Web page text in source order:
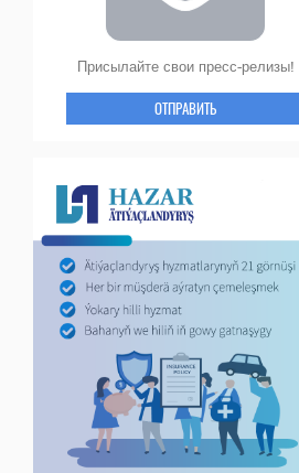
Присылайте свои пресс-релизы!
ОТПРАВИТЬ